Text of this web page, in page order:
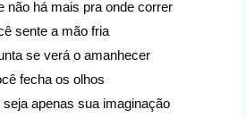
não há mais pra onde correr
sente a mão fria
se verá o amanhecer
fecha os olhos
seja apenas sua imaginação